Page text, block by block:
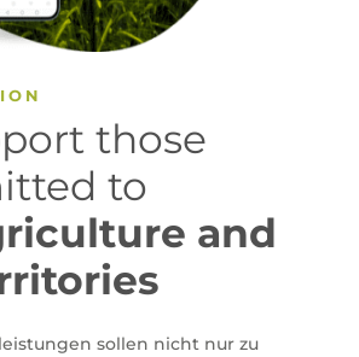
those
to
and
sollen nicht nur zu